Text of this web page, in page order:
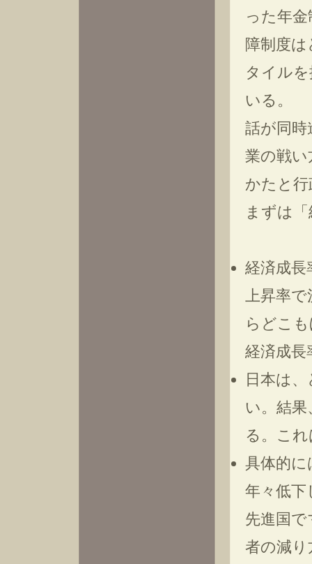
った年
障制度
タイル
いる。
話が同
業の戦い
かたと
まずは
経済成長
上昇率で
らどこ
経済成長
日本は
い。結
る。こ
具体的に
年々低
先進国
者の減